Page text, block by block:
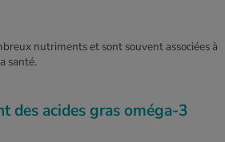
nutriments et sont souvent associées à
santé.
des acides gras oméga-3